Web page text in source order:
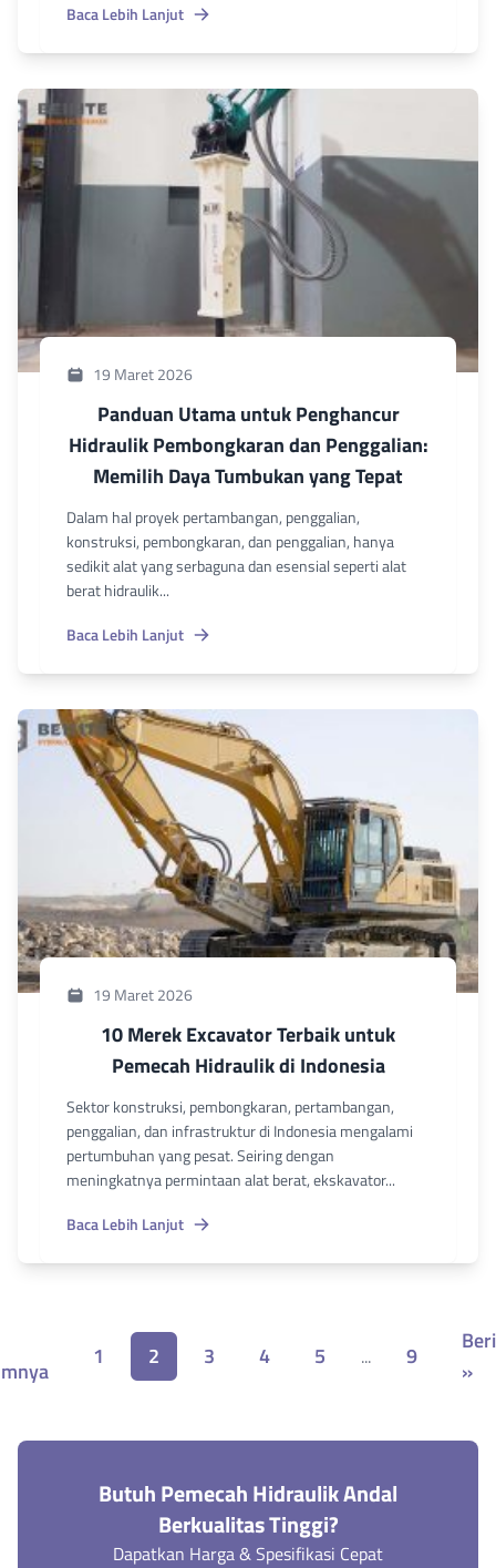
Baca Lebih Lanjut
19 Maret 2026
Panduan Utama untuk Penghancur
Hidraulik Pembongkaran dan Penggalian:
Memilih Daya Tumbukan yang Tepat
Dalam hal proyek pertambangan, penggalian,
konstruksi, pembongkaran, dan penggalian, hanya
sedikit alat yang serbaguna dan esensial seperti alat
berat hidraulik...
Baca Lebih Lanjut
19 Maret 2026
10 Merek Excavator Terbaik untuk
Pemecah Hidraulik di Indonesia
Sektor konstruksi, pembongkaran, pertambangan,
penggalian, dan infrastruktur di Indonesia mengalami
pertumbuhan yang pesat. Seiring dengan
meningkatnya permintaan alat berat, ekskavator...
Baca Lebih Lanjut
1 2 3 4 5 ... 9
»
Butuh Pemecah Hidraulik Andal
Berkualitas Tinggi?
Dapatkan Harga & Spesifikasi Cepat